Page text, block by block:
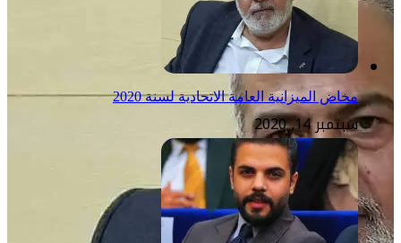
مخاض الميزانية العامة الاتحادية لسنة 2020‪
سبتمبر 14, 2020